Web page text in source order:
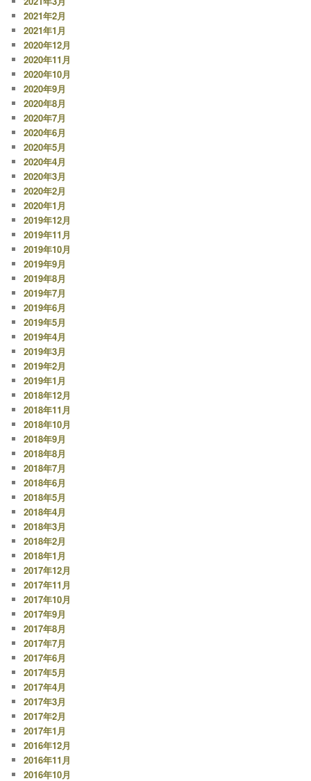
2021年2月
2021年1月
2020年12月
2020年11月
2020年10月
2020年9月
2020年8月
2020年7月
2020年6月
2020年5月
2020年4月
2020年3月
2020年2月
2020年1月
2019年12月
2019年11月
2019年10月
2019年9月
2019年8月
2019年7月
2019年6月
2019年5月
2019年4月
2019年3月
2019年2月
2019年1月
2018年12月
2018年11月
2018年10月
2018年9月
2018年8月
2018年7月
2018年6月
2018年5月
2018年4月
2018年3月
2018年2月
2018年1月
2017年12月
2017年11月
2017年10月
2017年9月
2017年8月
2017年7月
2017年6月
2017年5月
2017年4月
2017年3月
2017年2月
2017年1月
2016年12月
2016年11月
2016年10月